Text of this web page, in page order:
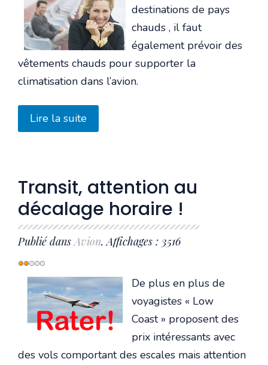
destinations de pays
chauds , il faut
également prévoir des
vêtements chauds pour supporter la
climatisation dans l’avion.
Lire la suite
Transit, attention au
décalage horaire !
Publié dansAvion. Affichages : 3516
Vote
utilisateur:2/5
De plus en plus de
voyagistes « Low
Coast » proposent des
prix intéressants avec
des vols comportant des escales mais attention